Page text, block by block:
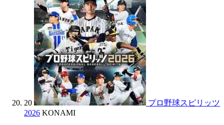
20
プロ野球スピリッツ
2026 KONAMI